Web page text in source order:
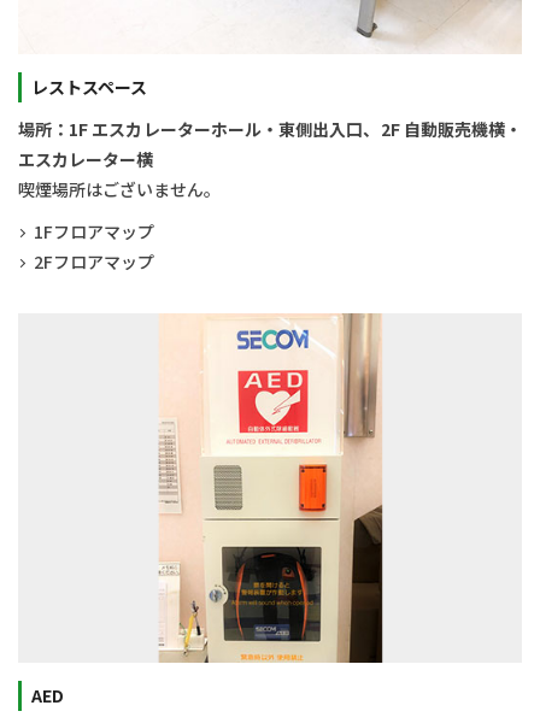
レストスペース
場所：1F エスカレーターホール・東側出入口、 2F 自動販売機横・
エスカレーター横
喫煙場所はございません。
1Fフロアマップ
2Fフロアマップ
AED